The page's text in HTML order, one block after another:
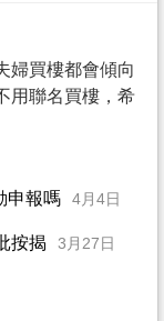
婦買樓都會傾向
用聯名買樓，希
申報嗎 4月4日
按揭 3月27日